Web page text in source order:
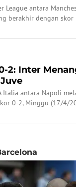
League antara
berakhir dengan skor
2: Inter
Italia antara Napoli
0-2, Minggu (17/4/